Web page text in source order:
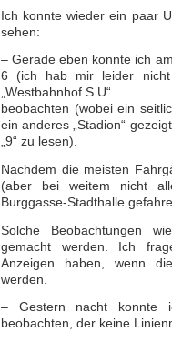
Ich konnte wieder ein paar
sehen:
– Gerade eben konnte ich
6 (ich hab mir leider nicht
„Westbahnhof S U“
beobachten (wobei ein
ein anderes „Stadion“
„9“ zu lesen).
Nachdem die meisten
(aber bei weitem nicht
Burggasse-Stadthalle
Solche Beobachtungen
gemacht werden. Ich
Anzeigen haben, wenn
werden.
– Gestern nacht konnte
beobachten, der keine